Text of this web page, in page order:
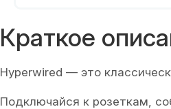
Краткое
Hyperwired — это
Подключайся к розеткам,